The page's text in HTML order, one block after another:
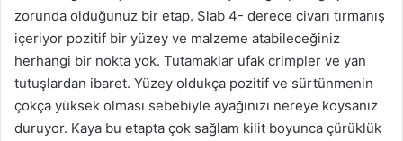
zorunda olduğunuz bir etap. Slab 4- derece civarı tırmanış
içeriyor pozitif bir yüzey ve malzeme atabileceğiniz
herhangi bir nokta yok. Tutamaklar ufak crimpler ve yan
tutuşlardan ibaret. Yüzey oldukça pozitif ve sürtünmenin
çokça yüksek olması sebebiyle ayağınızı nereye koysanız
duruyor. Kaya bu etapta çok sağlam kilit boyunca çürüklük